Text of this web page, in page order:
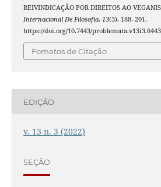
REIVINDICAÇÃO POR DIREITOS AO
Internacional De Filosofia, 13(3), 188–201.
https://doi.org/10.7443/
Fomatos de Citação
EDIÇÃO
v. 13 n. 3 (2022)
SEÇÃO